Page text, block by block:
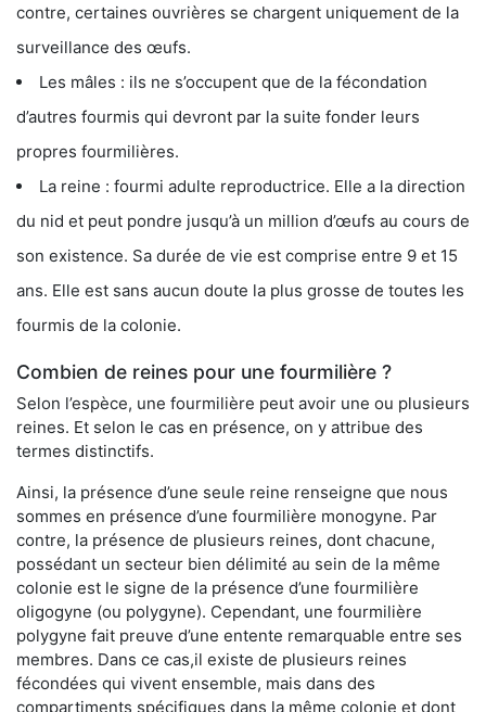
contre, certaines ouvrières se chargent uniquement de la
surveillance des œufs.
Les mâles : ils ne s’occupent que de la fécondation
d’autres fourmis qui devront par la suite fonder leurs
propres fourmilières.
La reine : fourmi adulte reproductrice. Elle a la direction
du nid et peut pondre jusqu’à un million d’œufs au cours de
son existence. Sa durée de vie est comprise entre 9 et 15
ans. Elle est sans aucun doute la plus grosse de toutes les
fourmis de la colonie.
Combien de reines pour une fourmilière ?
Selon l’espèce, une fourmilière peut avoir une ou plusieurs
reines. Et selon le cas en présence, on y attribue des
termes distinctifs.
Ainsi, la présence d’une seule reine renseigne que nous
sommes en présence d’une fourmilière monogyne. Par
contre, la présence de plusieurs reines, dont chacune,
possédant un secteur bien délimité au sein de la même
colonie est le signe de la présence d’une fourmilière
oligogyne (ou polygyne). Cependant, une fourmilière
polygyne fait preuve d’une entente remarquable entre ses
membres. Dans ce cas,il existe de plusieurs reines
fécondées qui vivent ensemble, mais dans des
compartiments spécifiques dans la même colonie et dont